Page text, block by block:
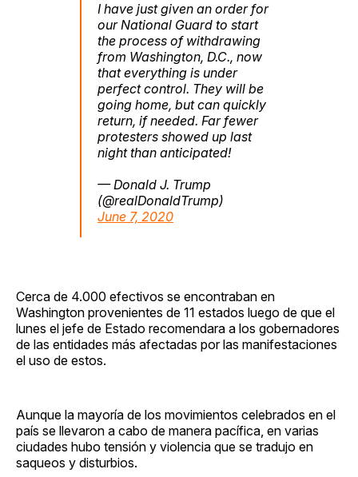
I have just given an order for
our National Guard to start
the process of withdrawing
from Washington, D.C., now
that everything is under
perfect control. They will be
going home, but can quickly
return, if needed. Far fewer
protesters showed up last
night than anticipated!
— Donald J. Trump
(@realDonaldTrump)
June 7, 2020
Cerca de 4.000 efectivos se encontraban en
Washington provenientes de 11 estados luego de que el
lunes el jefe de Estado recomendara a los gobernadores
de las entidades más afectadas por las manifestaciones
el uso de estos.
Aunque la mayoría de los movimientos celebrados en el
país se llevaron a cabo de manera pacífica, en varias
ciudades hubo tensión y violencia que se tradujo en
saqueos y disturbios.